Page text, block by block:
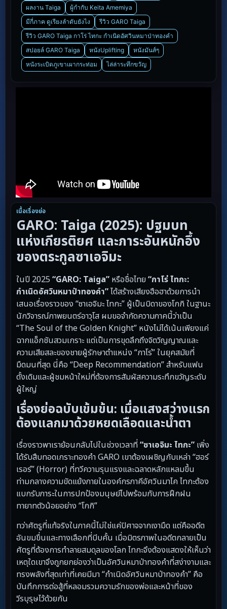
ผลงาน Taiga
ผู้กำกับ Keita Amemiya
มีกี่ภาค ดูเรียงลำดับยังไง
รีวิว GARO Taiga
รีวิว GARO Taiga กาโร่ ไทกะ กำเนิดอัศวินหมาป่าทองคำ
สปอยล์ GARO Taiga
หนังUplifting
หนังมันส์ๆ
หนังระเบิดภูเขาเผากระท่อม
ไล่ล่าระทึกขวัญ
เนื้อเรื่องย่อ
GARO: Taiga (2025): ปฐมบท
แห่งเกียรติยศ และภาระอันหนักอึ้ง
ของตระกูลซาเอจิมะ
ในปี 2025 “GARO: Taiga” หรือชื่อไทย “กาโร่ ไทกะ:
กำเนิดอัศวินหมาป่าทองคำ”ได้สร้างเสียงฮือฮาด้วยการนำ
เสนอเรื่องราวของ “ซาเอจิมะ ไทกะ” ผู้เป็นบิดาของโกกิ ในฐานะ
นักวิจารณ์ภาพยนตร์อาวุโส ผมขอจำกัดความภาคนี้ว่าเป็น
“The Soul of the Golden Knight” หนังไม่ได้เน้นเพียงแค่
ฉากแอ็กชันสวมเกราะ แต่เป็นการขุดลึกถึงจิตวิญญาณและ
ความเสียสละของชายผู้รักษาตำแหน่ง “กาโร่” ในยุคสมัยที่
มืดมนที่สุด นี่คือ “Deep Recommendation” สำหรับแฟน
ดั้งเดิมและผู้ชมหน้าใหม่ที่ต้องการสัมผัสความระทึกขวัญระดับ
ผู้ใหญ่
เรื่องย่อฉบับเข้มข้น: เมื่อแสงสว่างแรก
ต้องแลกมาด้วยหยดเลือดและน้ำตา
เรื่องราวพาเราย้อนกลับไปในช่วงเวลาที่“ซาเอจิมะ ไทกะ” เพิ่ง
ได้รับสืบทอดเกราะทองคำ GARO เขาต้องเผชิญกับเหล่า “ฮอร์
เรอร์” (Horror) ที่ทวีความรุนแรงและฉลาดหลักแหลมขึ้น
ท่ามกลางความขัดแย้งภายในองค์กรภาคีอัศวินมาไค ไทกะต้อง
แบกรับภาระในการปกป้องมนุษย์ไปพร้อมกับการฝึกฝน
ทายาทตัวน้อยอย่าง “โกกิ”
ทว่าศัตรูที่แท้จริงในภาคนี้ไม่ใช่แค่ปิศาจจากเงามืด แต่คืออดีต
อันขมขื่นและทางเลือกที่บีบคั้น เมื่อมิตรภาพในอดีตกลายเป็น
ศัตรูที่ต้องการทำลายสมดุลของโลก ไทกะจึงต้องแสดงให้เห็นว่า
เหตุใดเขาจึงถูกยกย่องว่าเป็นอัศวินหมาป่าทองคำที่สง่างามและ
ทรงพลังที่สุดเท่าที่เคยมีมา “กำเนิดอัศวินหมาป่าทองคำ” คือ
บันทึกการต่อสู้ที่หลอมรวมความรักของพ่อและหน้าที่ของ
วีรบุรุษไว้ด้วยกัน